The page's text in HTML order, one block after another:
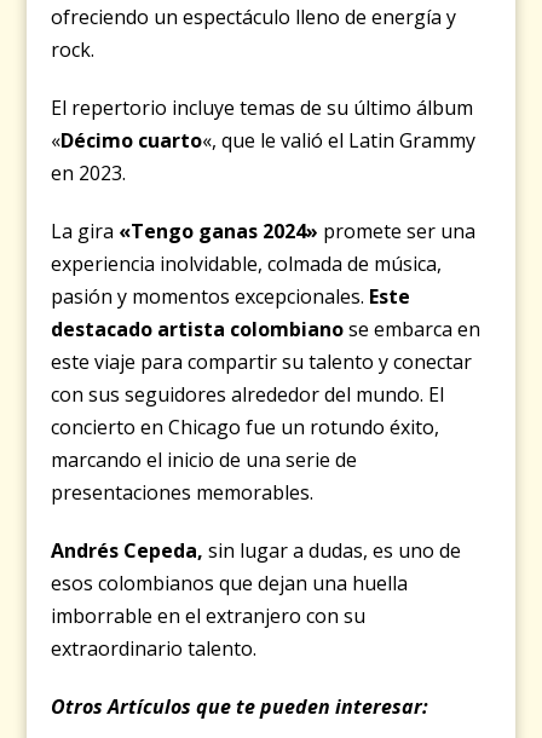
ofreciendo un espectáculo lleno de energía y
rock.
El repertorio incluye temas de su último álbum
«Décimo cuarto«, que le valió el Latin Grammy
en 2023.
La gira «Tengo ganas 2024» promete ser una
experiencia inolvidable, colmada de música,
pasión y momentos excepcionales. Este
destacado artista colombianose embarca en
este viaje para compartir su talento y conectar
con sus seguidores alrededor del mundo. El
concierto en Chicago fue un rotundo éxito,
marcando el inicio de una serie de
presentaciones memorables.
Andrés Cepeda, sin lugar a dudas, es uno de
esos colombianos que dejan una huella
imborrable en el extranjero con su
extraordinario talento.
Otros Artículos que te pueden interesar: